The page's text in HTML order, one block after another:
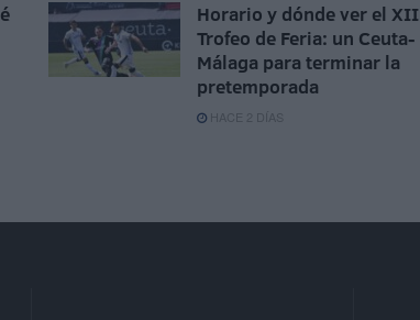
Horario y dónde ver el XII
Trofeo de Feria: un Ceuta-
Málaga para terminar la
pretemporada
HACE 2 DÍAS